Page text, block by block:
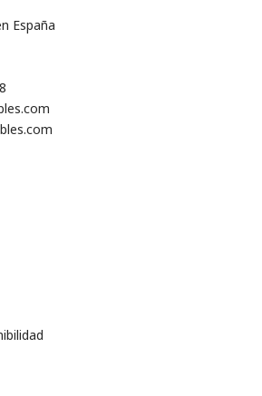
España